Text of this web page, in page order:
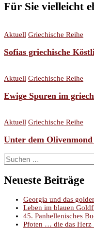
Für Sie vielleicht
Aktuell Griechische Reihe
Sofias griechische
Aktuell Griechische Reihe
Ewige Spuren im
Aktuell Griechische Reihe
Unter dem
Suchen
nach:
Neueste Beiträge
Georgia und das
Leben im blauen
45. Panhellenisches
Pfoten … die das Herz